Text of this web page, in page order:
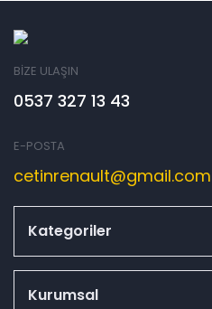
BİZE ULAŞIN
0537 327 13 43
E-POSTA
cetinrenault@gmail.com
Kategoriler
Kurumsal